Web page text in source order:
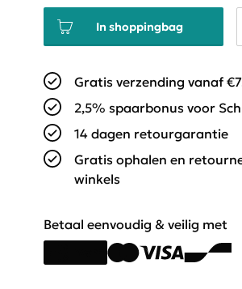
In shoppingbag
Gratis verzending vanaf
2,5% spaarbonus voor
14 dagen retourgarantie
Gratis ophalen en
winkels
Betaal eenvoudig & veilig met